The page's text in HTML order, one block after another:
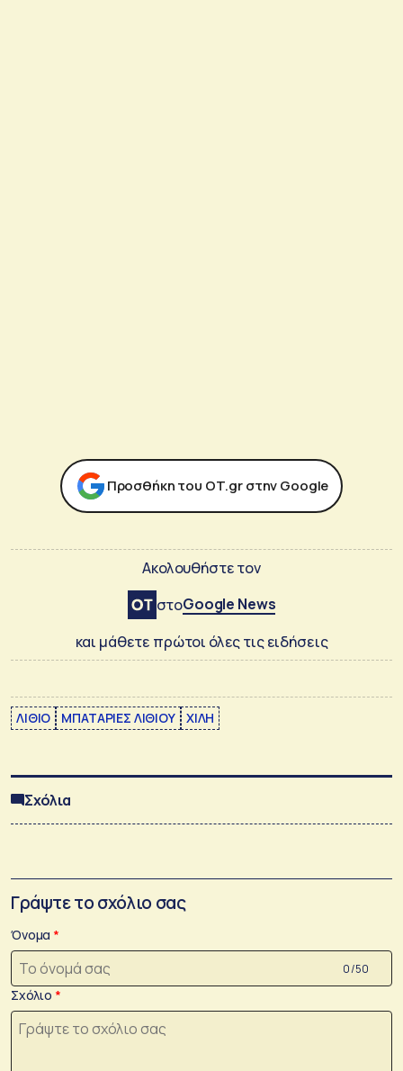
Προσθήκη του ΟΤ.gr στην Google
Ακολουθήστε τον
στοGoogle News
και μάθετε πρώτοι όλες τις ειδήσεις
ΛΙΘΙΟ ΜΠΑΤΑΡΙΕΣ ΛΙΘΙΟΥ ΧΙΛΗ
Σχόλια
Γράψτε το σχόλιο σας
Όνομα
0 /50
Σχόλιο